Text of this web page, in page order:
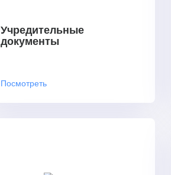
Учредительные
документы
Посмотреть